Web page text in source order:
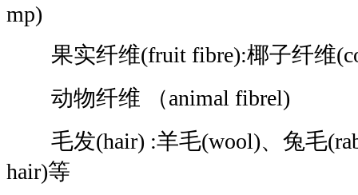
mp)
果实纤维(fruit fibre):椰子纤维
动物纤维 （animal fibrel)
毛发(hair) :羊毛(wool)、兔毛
hair)等